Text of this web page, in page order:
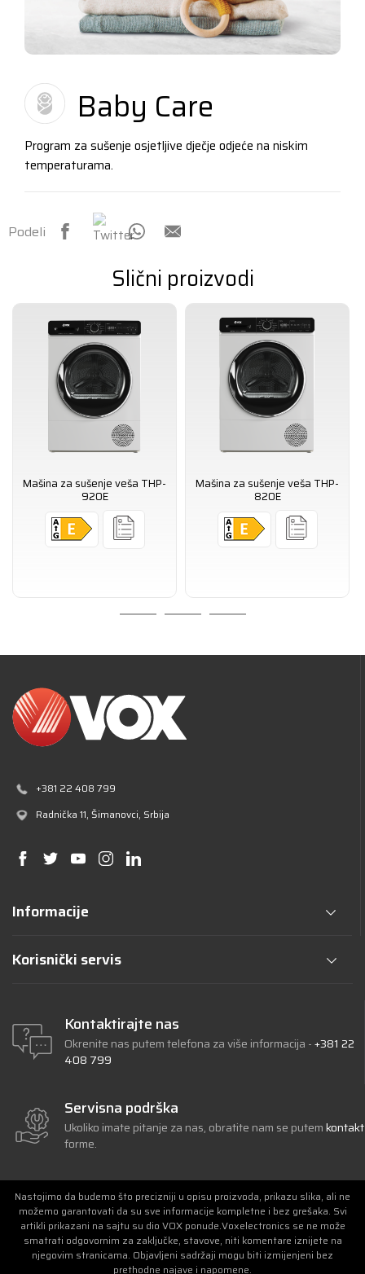
Baby Care
Program za sušenje osjetljive dječje odjeće na niskim
temperaturama.
Podeli
Slični proizvodi
Mašina za sušenje veša THP-
920E
Mašina za sušenje veša THP-
820E
+381 22 408 799
Radnička 11, Šimanovci, Srbija
Informacije
Korisnički servis
Kontaktirajte nas
Okrenite nas putem telefona za više informacija -+381 22
408 799
Servisna podrška
Ukoliko imate pitanje za nas, obratite nam se putemkontakt
forme.
Nastojimo da budemo što precizniji u opisu proizvoda, prikazu slika, ali ne
možemo garantovati da su sve informacije kompletne i bez grešaka. Svi
artikli prikazani na sajtu su dio VOX ponude.Voxelectronics se ne može
smatrati odgovornim za zaključke, stavove, niti komentare iznijete na
njegovim stranicama. Objavljeni sadržaji mogu biti izmijenjeni bez
prethodne najave i napomene.